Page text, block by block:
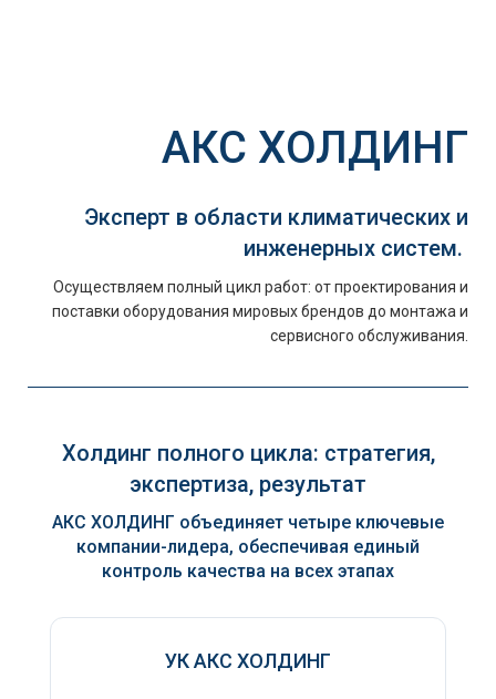
АКС ХОЛДИНГ
Эксперт в области климатических и
инженерных систем.
Осуществляем полный цикл работ: от проектирования и
поставки оборудования мировых брендов до монтажа и
сервисного обслуживания.
Холдинг полного цикла: стратегия,
экспертиза, результат
АКС ХОЛДИНГ объединяет четыре ключевые
компании-лидера, обеспечивая единый
контроль качества на всех этапах
УК АКС ХОЛДИНГ